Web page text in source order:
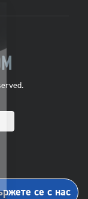
се с нас